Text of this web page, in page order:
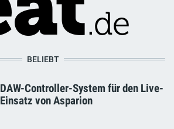
BELIEBT
DAW-Controller-System für den Live-
Einsatz von Asparion